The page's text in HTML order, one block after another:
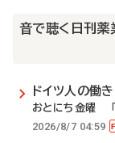
音で聴く日刊薬
ドイツ人の働
おとにち金曜 「
2026/8/7 04:59